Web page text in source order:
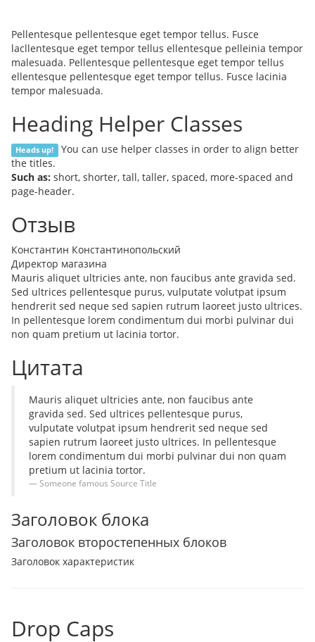
Pellentesque pellentesque eget tempor tellus. Fusce
lacllentesque eget tempor tellus ellentesque pelleinia tempor
malesuada. Pellentesque pellentesque eget tempor tellus
ellentesque pellentesque eget tempor tellus. Fusce lacinia
tempor malesuada.
Heading Helper Classes
Heads up! You can use helper classes in order to align better
the titles.
Such as: short, shorter, tall, taller, spaced, more-spaced and
page-header.
Отзыв
Константин Константинопольский
Директор магазина
Mauris aliquet ultricies ante, non faucibus ante gravida sed.
Sed ultrices pellentesque purus, vulputate volutpat ipsum
hendrerit sed neque sed sapien rutrum laoreet justo ultrices.
In pellentesque lorem condimentum dui morbi pulvinar dui
non quam pretium ut lacinia tortor.
Цитата
Mauris aliquet ultricies ante, non faucibus ante
gravida sed. Sed ultrices pellentesque purus,
vulputate volutpat ipsum hendrerit sed neque sed
sapien rutrum laoreet justo ultrices. In pellentesque
lorem condimentum dui morbi pulvinar dui non quam
pretium ut lacinia tortor.
Someone famous Source Title
Заголовок блока
Заголовок второстепенных блоков
Заголовок характеристик
Drop Caps